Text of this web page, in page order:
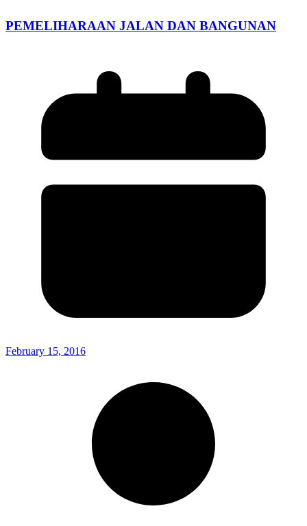
PEMELIHARAAN JALAN DAN BANGUNAN
February 15, 2016